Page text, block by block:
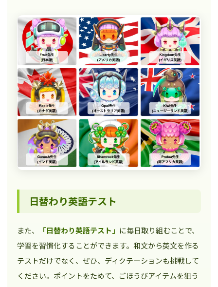
日替わり英語テスト
また、 「日替わり英語テスト」 に毎日取り組むことで、
学習を習慣化することができます。和文から英文を作る
テストだけでなく、ぜひ、ディクテーションも挑戦して
ください。ポイントをためて、ごほうびアイテムを狙う